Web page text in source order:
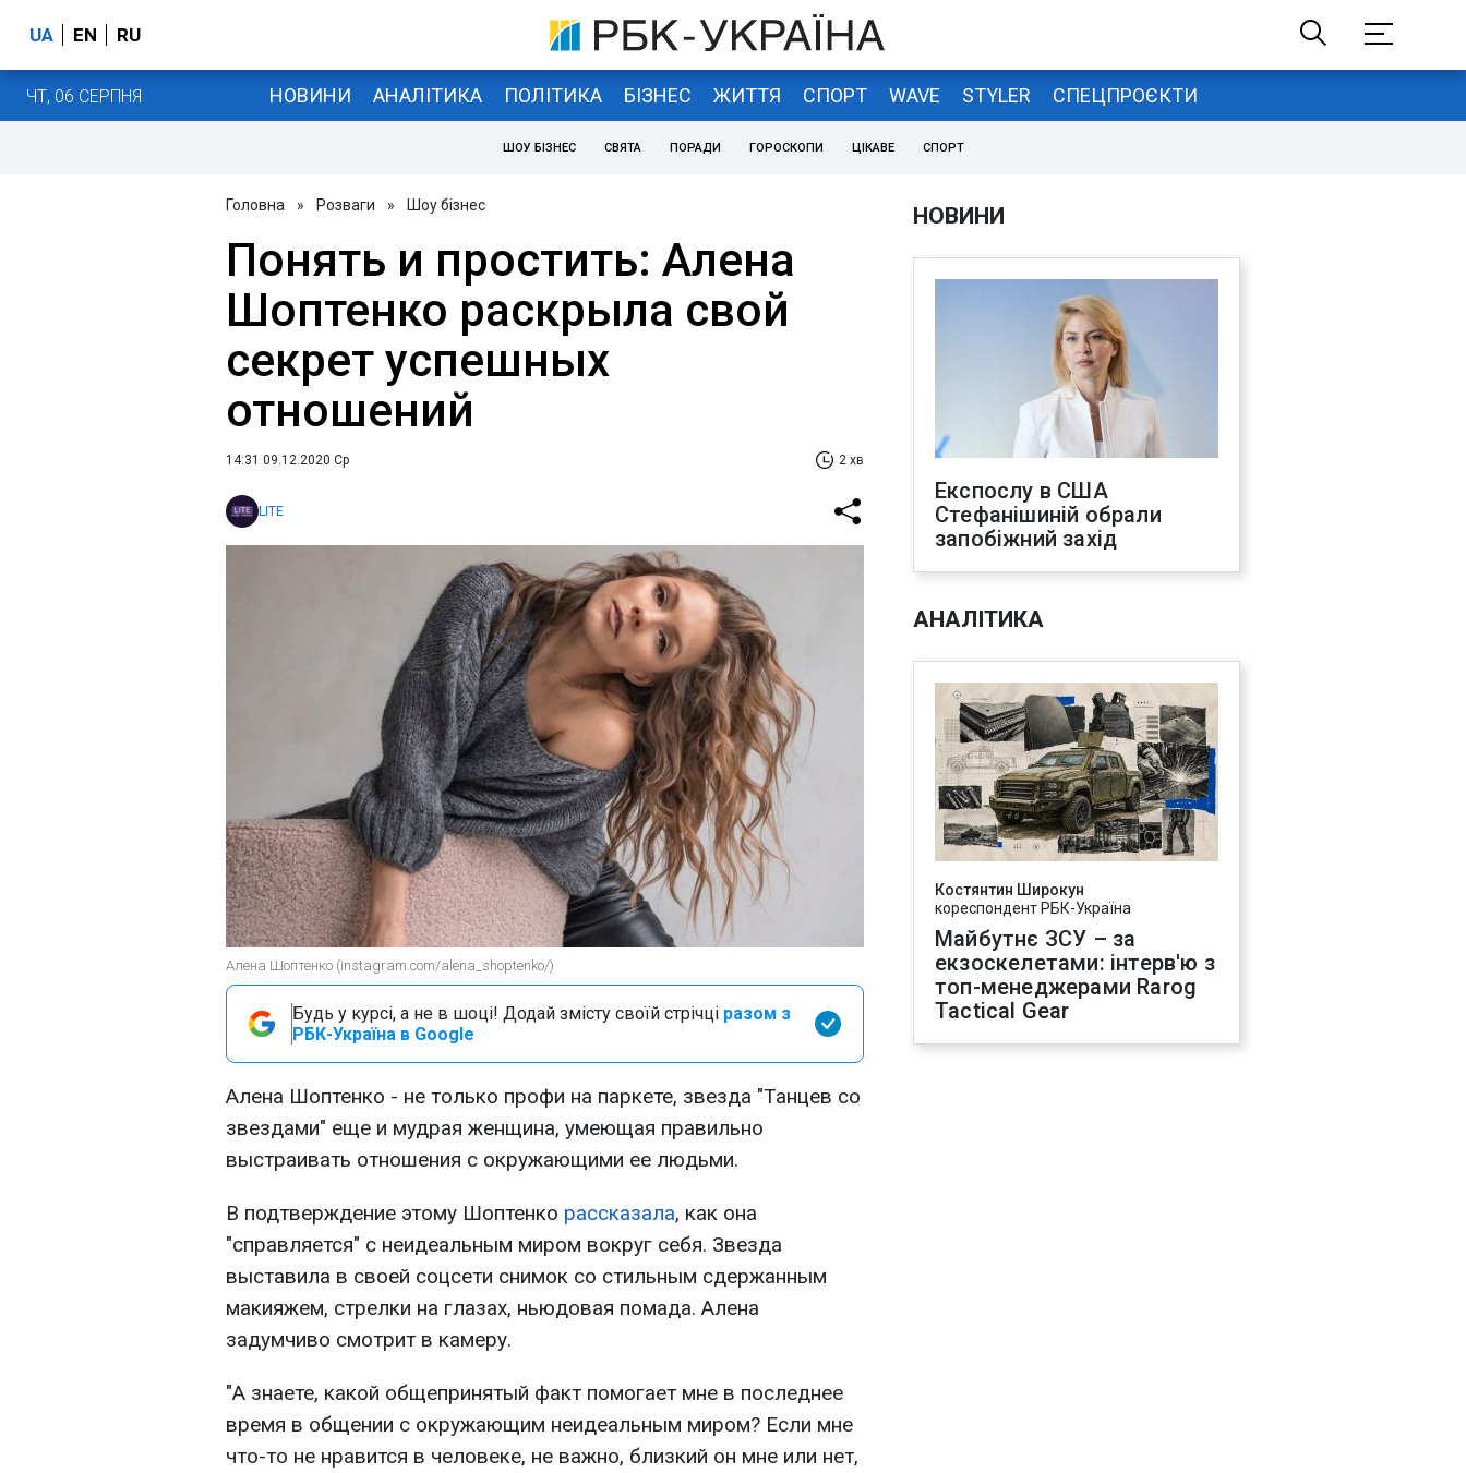
UA EN RU
ЧТ, 06 СЕРПНЯ НОВИНИ АНАЛІТИКА ПОЛІТИКА БІЗНЕС ЖИТТЯ СПОРТ WAVE STYLER СПЕЦПРОЄКТИ
ШОУ БІЗНЕС СВЯТА ПОРАДИ ГОРОСКОПИ ЦІКАВЕ СПОРТ
Головна » Розваги » Шоу бізнес
Понять и простить: Алена
Шоптенко раскрыла свой
секрет успешных
отношений
14:31 09.12.2020 Ср 2 хв
LITE
Алена Шоптенко (instagram.com/alena_shoptenko/)
Будь у курсі, а не в шоці! Додай змісту своїй стрічці разом з
РБК-Україна в Google
Алена Шоптенко - не только профи на паркете, звезда "Танцев со
звездами" еще и мудрая женщина, умеющая правильно
выстраивать отношения с окружающими ее людьми.
В подтверждение этому Шоптенко рассказала, как она
"справляется" с неидеальным миром вокруг себя. Звезда
выставила в своей соцсети снимок со стильным сдержанным
макияжем, стрелки на глазах, ньюдовая помада. Алена
задумчиво смотрит в камеру.
"А знаете, какой общепринятый факт помогает мне в последнее
время в общении с окружающим неидеальным миром? Если мне
что-то не нравится в человеке, не важно, близкий он мне или нет,
НОВИНИ
Експослу в США
Стефанішиній обрали
запобіжний захід
АНАЛІТИКА
Костянтин Широкун
кореспондент РБК-Україна
Майбутнє ЗСУ – за
екзоскелетами: інтерв'ю з
топ-менеджерами Rarog
Tactical Gear